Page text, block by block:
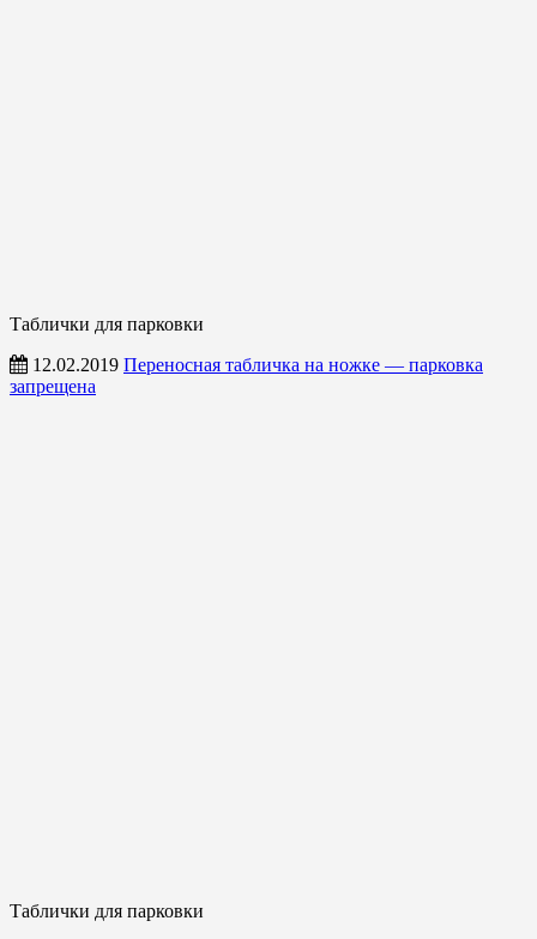
Таблички для парковки
12.02.2019 Переносная табличка на ножке — парковка
запрещена
Таблички для парковки